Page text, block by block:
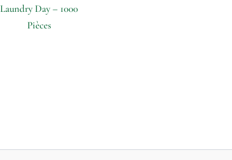
Laundry Day – 1000
Pièces